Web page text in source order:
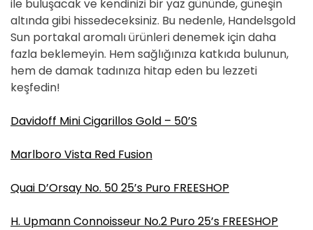
ile buluşacak ve kendinizi bir yaz gününde, güneşin
altında gibi hissedeceksiniz. Bu nedenle, Handelsgold
Sun portakal aromalı ürünleri denemek için daha
fazla beklemeyin. Hem sağlığınıza katkıda bulunun,
hem de damak tadınıza hitap eden bu lezzeti
keşfedin!
Davidoff Mini Cigarillos Gold – 50’S
Marlboro Vista Red Fusion
Quai D’Orsay No. 50 25’s Puro FREESHOP
H. Upmann Connoisseur No.2 Puro 25’s FREESHOP